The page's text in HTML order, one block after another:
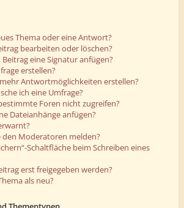
Thema oder eine Antwort?
bearbeiten oder löschen?
eine Signatur anfügen?
erstellen?
Antwortmöglichkeiten erstellen?
ich eine Umfrage?
Foren nicht zugreifen?
Dateianhänge anfügen?
den Moderatoren melden?
Schaltfläche beim Schreiben eines
erst freigegeben werden?
als neu?